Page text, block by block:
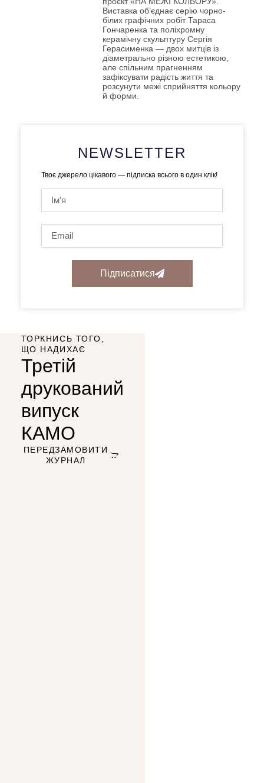
Виставка об’єднає серію чорно-
білих графічних робіт Тараса
Гончаренка та поліхромну
керамічну скульптуру Сергія
Герасименка — двох митців із
діаметрально різною естетикою,
але спільним прагненням
зафіксувати радість життя та
розсунути межі сприйняття кольору
й форми.
NEWSLETTER
Твоє джерело цікавого — підписка всього в один клік!
Підписатися
ТОРКНИСЬ ТОГО,
ЩО НАДИХАЄ
Третій
друкований
випуск
КАМО
ПЕРЕДЗАМОВИТИ
ЖУРНАЛ